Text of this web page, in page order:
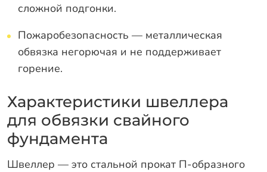
сложной подгонки.
Пожаробезопасность — металлическая
обвязка негорючая и не поддерживает
горение.
Характеристики швеллера
для обвязки свайного
фундамента
Швеллер — это стальной прокат П-образного